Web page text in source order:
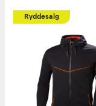
Ryddesalg